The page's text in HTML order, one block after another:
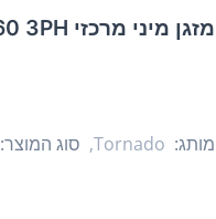
‏מזגן מיני מרכזי Tornado Slim INV SQ 60 3PH ‏6.0 ‏כ"ס טורנדו
מותג: Tornado, סוג המוצר: